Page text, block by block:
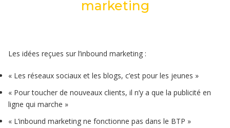
marketing
Les idées reçues sur l’inbound marketing :
« Les réseaux sociaux et les blogs, c’est pour les jeunes »
« Pour toucher de nouveaux clients, il n’y a que la publicité en
ligne qui marche »
« L’inbound marketing ne fonctionne pas dans le BTP »